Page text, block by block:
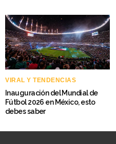
VIRAL Y TENDENCIAS
Inauguración del Mundial de
Fútbol 2026 en México, esto
debes saber